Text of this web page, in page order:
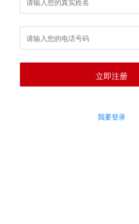
立即注册
我要登录